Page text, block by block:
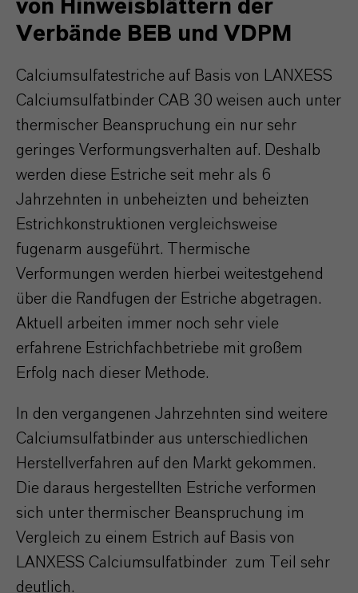
von Hinweisblättern der
Verbände BEB und VDPM
Calciumsulfatestriche auf Basis von LANXESS
Calciumsulfatbinder CAB 30 weisen auch unter
thermischer Beanspruchung ein nur sehr
geringes Verformungsverhalten auf. Deshalb
werden diese Estriche seit mehr als 6
Jahrzehnten in unbeheizten und beheizten
Estrichkonstruktionen vergleichsweise
fugenarm ausgeführt. Thermische
Verformungen werden hierbei weitestgehend
über die Randfugen der Estriche abgetragen.
Aktuell arbeiten immer noch sehr viele
erfahrene Estrichfachbetriebe mit großem
Erfolg nach dieser Methode.
In den vergangenen Jahrzehnten sind weitere
Calciumsulfatbinder aus unterschiedlichen
Herstellverfahren auf den Markt gekommen.
Die daraus hergestellten Estriche verformen
sich unter thermischer Beanspruchung im
Vergleich zu einem Estrich auf Basis von
LANXESS Calciumsulfatbinder zum Teil sehr
deutlich.